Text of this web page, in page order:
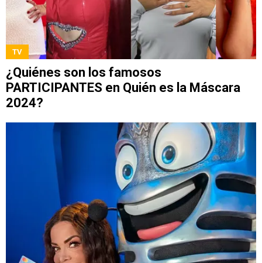
TV
¿Quiénes son los famosos
PARTICIPANTES en Quién es la Máscara
2024?